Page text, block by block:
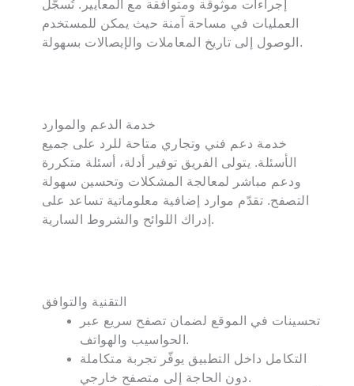
إجراءات موثوقة ومتوافقة مع المعايير. تُسجّل
العمليات في مساحة آمنة حيث يمكن للمستخدم
الوصول إلى تاريخ المعاملات والإيصالات بسهولة.
خدمة الدعم والموارد
خدمة دعم فني وتجاري متاحة للرد على جميع
الأسئلة. يتولى الفريق توفير أدلة، أسئلة متكررة
ودعم مباشر لمعالجة المشكلات وتحسين سهولة
التصفح. تقدّم موارد إضافية معلوماتية تساعد على
إدراك اللوائح والشروط السارية.
التقنية والتوافق
تحسينات في الموقع لضمان تصفح سريع عبر
الحواسيب والهواتف.
التكامل داخل التطبيق يوفّر تجربة متكاملة
دون الحاجة إلى متصفح خارجي.